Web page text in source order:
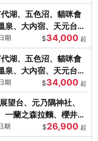
湖、五色沼、貓咪會
泉、大內宿、天元台高
期 $34,000 起
湖、五色沼、貓咪會
泉、大內宿、天元台高
期 $34,000 起
望台、元乃隅神社、
一蘭之森拉麵、櫻井二
期 $26,900 起